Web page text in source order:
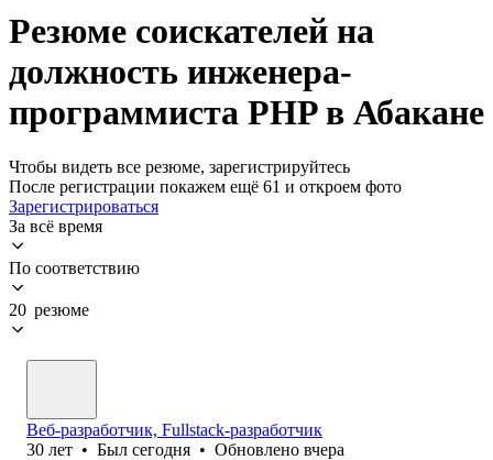
Резюме соискателей на
должность инженера-
программиста PHP в Абакане
Чтобы видеть все резюме, зарегистрируйтесь
После регистрации покажем ещё 61 и откроем фото
Зарегистрироваться
За всё время
По соответствию
20 резюме
Веб-разработчик, Fullstack-разработчик
30 лет • Был сегодня • Обновлено вчера